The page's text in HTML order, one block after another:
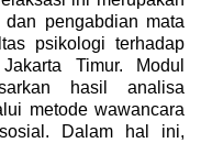
pengabdian mata
psikologi terhadap
Timur. Modul
hasil analisa
metode wawancara
Dalam hal ini,